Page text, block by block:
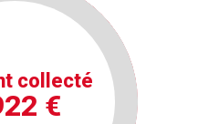
collecté
€